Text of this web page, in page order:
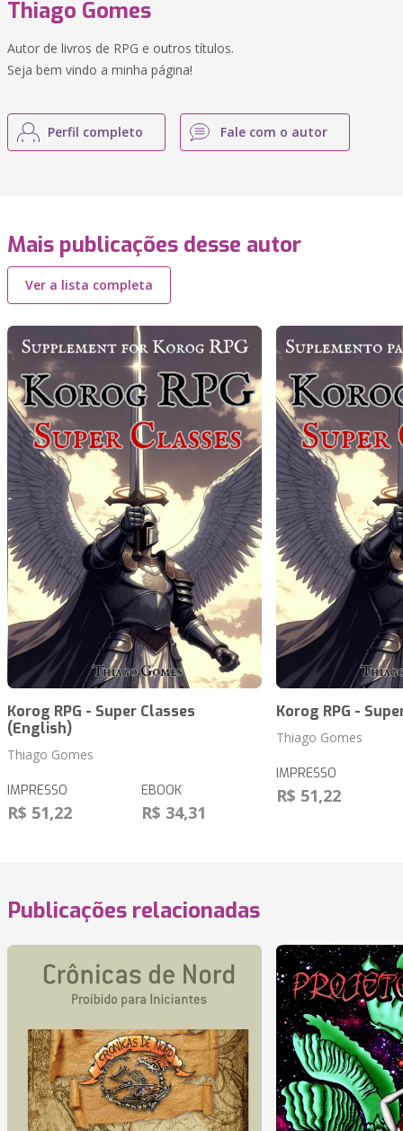
Thiago Gomes
Autor de livros de RPG e outros títulos.
Seja bem vindo a minha página!
Perfil completo Fale com o autor
Mais publicações desse autor
Ver a lista completa
Korog RPG - Super Classes
(English)
Thiago Gomes
IMPRESSO
R$ 51,22
EBOOK
R$ 34,31
Korog RPG -
Thiago Gomes
IMPRESSO
R$ 51,22
Publicações relacionadas